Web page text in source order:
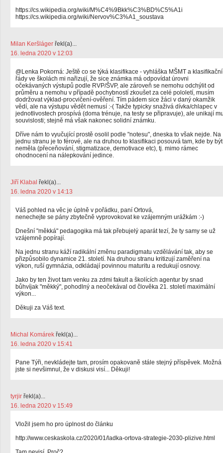
https://cs.wikipedia.org/wiki/M%C4%9Bkk%C3%BD%C5%A1i
https://cs.wikipedia.org/wiki/Nervov%C3%A1_soustava
Milan Keršláger řekl(a)...
16. ledna 2020 v 12:03
@Lenka Pokorná: Ještě co se týká klasifikace - vyhláška MŠMT a klasifikační
řády ve školách mi nařizují, že sice známka má odpovídat úrovni
očekávaných výstupů podle RVP/ŠVP, ale zároveň se nemohu odchýlit od
průměru a nemohu v případě pochybností zkoušet za celé pololetí, musím
dodržovat výklad-procvičení-ověření. Tím pádem sice žáci v daný okamžik
vědí, ale na výstupu vědět nemusí :-( Takže typicky snaživá dívka/chlapec v
jednotlivostech prospívá (doma trénuje, na testy se připravuje), ale unikají
souvislosti; stejně má však nakonec solidní známku.
Dříve nám to vyučující prostě osolil podle "notesu", dneska to však nejde. Na
jednu stranu je to férové, ale na druhou to klasifikaci posouvá tam, kde by být
neměla (přeceňování, stigmatizace, demotivace etc), tj. mimo rámec
ohodnocení na nálepkování jedince.
Jiří Klabal řekl(a)...
16. ledna 2020 v 14:13
Váš pohled na věc je úplně v pořádku, paní Ortová,
nenechejte se pány zbytečně vyprovokovat ke vzájemným urážkám :-)
Dnešní "měkká" pedagogika má tak přebujelý aparát tezí, že ty samy se už
vzájemně popírají.
Na jednu stranu káží radikální změnu paradigmatu vzdělávání tak, aby se
přizpůsobilo dynamice 21. století. Na druhou stranu kritizují zaměření na
výkon, ruší gymnázia, odkládají povinnou maturitu a redukují osnovy.
Jako by ten život tam venku za zdmi fakult a školících agentur by snad
bůhvíjak "měkký", pohodlný a neočekával od člověka 21. století maximální
výkon...
Děkuji za Váš text.
Michal Komárek řekl(a)...
16. ledna 2020 v 15:41
Pane Týři, nevkládejte tam, prosím opakovaně stále stejný příspěvek. Možná
jste si nevšimnul, že v diskusi visí... Děkuji!
tyrjir řekl(a)...
16. ledna 2020 v 15:49
Vložil jsem ho pro úplnost do článku
http://www.ceskaskola.cz/2020/01/ladka-ortova-strategie-2030-plizive.html